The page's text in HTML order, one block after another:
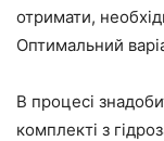
отримати,
Оптимальний
В процесі
комплекті з